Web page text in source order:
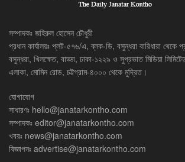
সম্পাদকঃ জহিরুল হোসেন চৌধুরী
প্রধান কার্যালয়ঃ প্লট-৫৭৬/এ, ব্লক-ডি, বসুন্ধরা বারিধারা থেকে
বসুন্ধরা, খিলক্ষেত, বাড্ডা, ঢাকা-১২২৯ ও সুপ্রভাত মিডিয়া
এলাকা, মোমিন রোড, চট্টগ্রাম-৪০০০ থেকে মুদ্রিত।
যোগাযোগ
সাধারণঃ hello@janatarkontho.com
সম্পাদকঃ editor@janatarkontho.com
খবরঃ news@janatarkontho.com
বিজ্ঞাপনঃ advertise@janatarkontho.com